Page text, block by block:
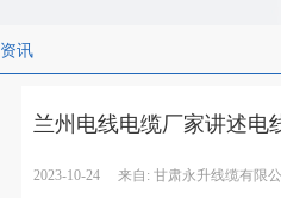
讯
兰州电线电缆厂家讲述电
2023-10-24 来自: 甘肃永升线缆有限